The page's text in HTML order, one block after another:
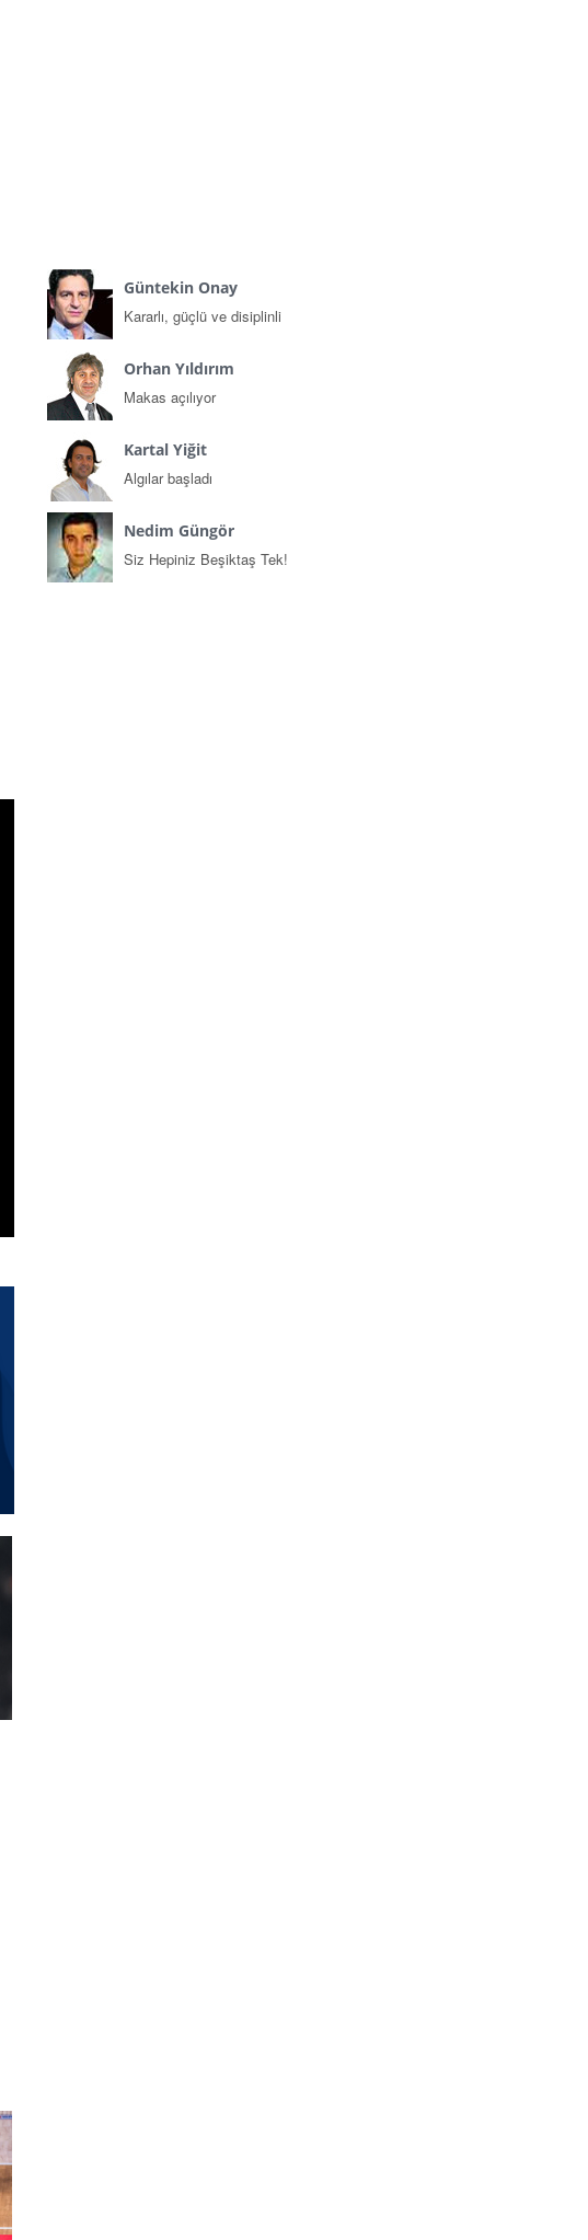
Güntekin Onay
Kararlı, güçlü ve disiplinli
Orhan Yıldırım
Makas açılıyor
Kartal Yiğit
Algılar başladı
Nedim Güngör
Siz Hepiniz Beşiktaş Tek!